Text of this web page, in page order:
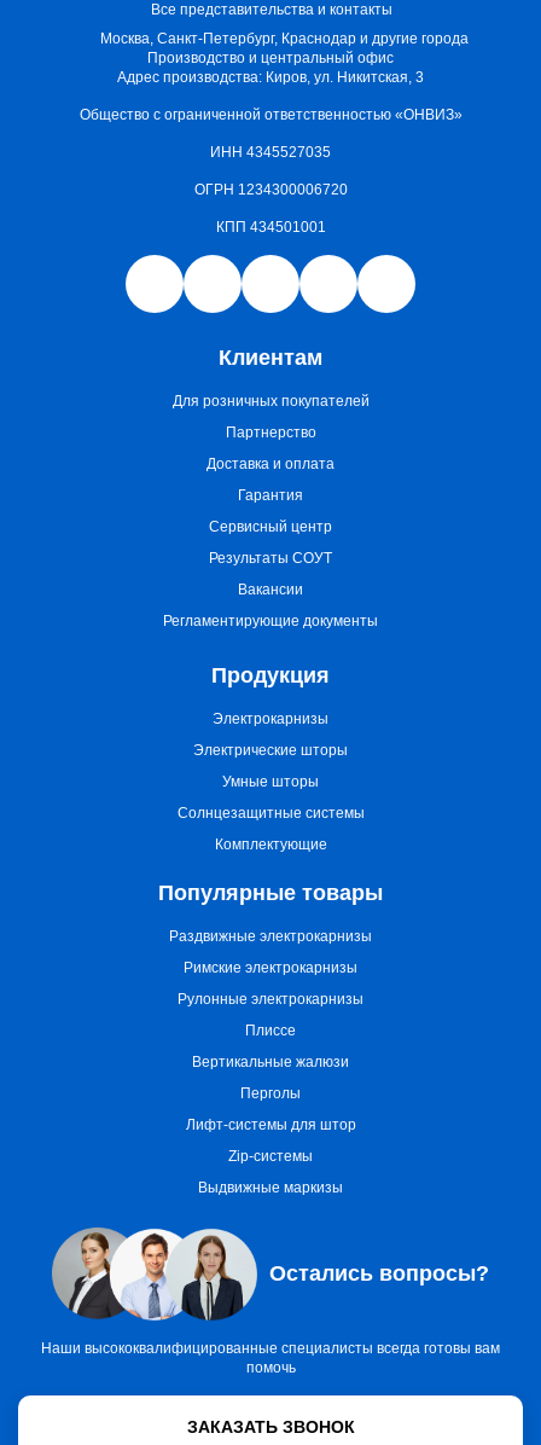
Все представительства и контакты
Москва, Санкт-Петербург, Краснодар и другие города
Производство и центральный офис
Адрес производства: Киров, ул. Никитская, 3
Общество с ограниченной ответственностью «ОНВИЗ»
ИНН 4345527035
ОГРН 1234300006720
КПП 434501001
Клиентам
Для розничных покупателей
Партнерство
Доставка и оплата
Гарантия
Сервисный центр
Результаты СОУТ
Вакансии
Регламентирующие документы
Продукция
Электрокарнизы
Электрические шторы
Умные шторы
Солнцезащитные системы
Комплектующие
Популярные товары
Раздвижные электрокарнизы
Римские электрокарнизы
Рулонные электрокарнизы
Плиссе
Вертикальные жалюзи
Перголы
Лифт-системы для штор
Zip-системы
Выдвижные маркизы
Остались вопросы?
Наши высококвалифицированные специалисты всегда готовы вам
помочь
ЗАКАЗАТЬ ЗВОНОК